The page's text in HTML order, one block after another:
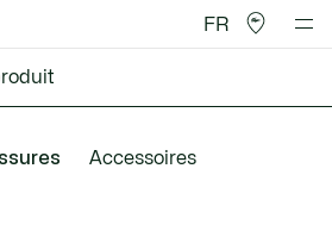
FR
Accessoires